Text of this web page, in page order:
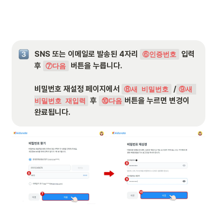
SNS 또는 이메일로 발송된 4자리 ⑥인증번호
입력
후
⑦다음 버튼을 누릅니다.
비밀번호 재설정 페이지에서 ⑧새 비밀번호 / ⑨새
비밀번호 재입력
후 ⑩다음 버튼을 누르면 변경이
완료됩니다.